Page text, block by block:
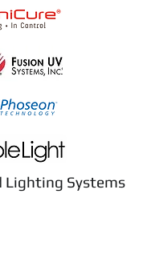
Lighting Systems